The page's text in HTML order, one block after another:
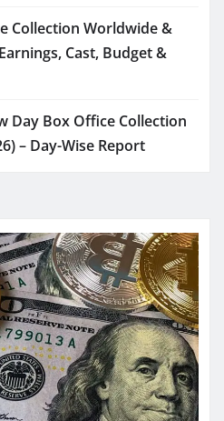
Collection Worldwide &
Cast, Budget &
Day Box Office Collection
– Day-Wise Report